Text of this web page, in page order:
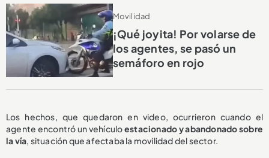
Movilidad
¡Qué joyita! Por volarse de
los agentes, se pasó un
semáforo en rojo
Los hechos, que quedaron en video, ocurrieron cuando el
agente encontró un vehículoestacionado y abandonado sobre
la vía, situación que afectaba la movilidad del sector.